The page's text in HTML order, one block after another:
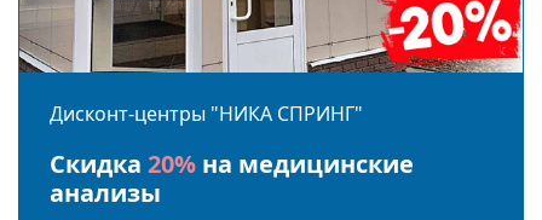
Дисконт-центры "НИКА СПРИНГ"
Скидка 20% на медицинские
анализы